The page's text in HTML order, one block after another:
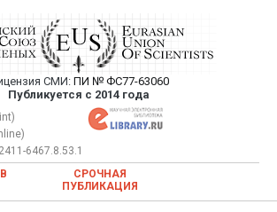
Союз Ученых —
научных статей в
научном журнале
СМИ: ПИ № ФС77-63060
Публикуется с 2014 года
Ученых — публикация научных статей в
научном журнале
6467.8.53.1
СРОЧНАЯ
ПУБЛИКАЦИЯ